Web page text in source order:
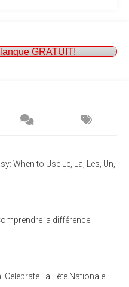
GRATUIT!
When to Use Le, La, Les, Un,
la différence
Celebrate La Fête Nationale